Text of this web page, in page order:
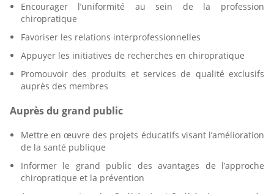
Encourager l’uniformité au sein de la profession
chiropratique
Favoriser les relations interprofessionnelles
Appuyer les initiatives de recherches en chiropratique
Promouvoir des produits et services de qualité exclusifs
auprès des membres
Auprès du grand public
Mettre en œuvre des projets éducatifs visant l’amélioration
de la santé publique
Informer le grand public des avantages de l’approche
chiropratique et la prévention